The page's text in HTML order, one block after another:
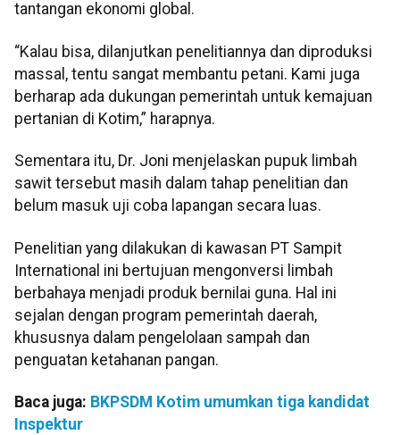
tantangan ekonomi global.
“Kalau bisa, dilanjutkan penelitiannya dan diproduksi
massal, tentu sangat membantu petani. Kami juga
berharap ada dukungan pemerintah untuk kemajuan
pertanian di Kotim,” harapnya.
Sementara itu, Dr. Joni menjelaskan pupuk limbah
sawit tersebut masih dalam tahap penelitian dan
belum masuk uji coba lapangan secara luas.
Penelitian yang dilakukan di kawasan PT Sampit
International ini bertujuan mengonversi limbah
berbahaya menjadi produk bernilai guna. Hal ini
sejalan dengan program pemerintah daerah,
khususnya dalam pengelolaan sampah dan
penguatan ketahanan pangan.
Baca juga: BKPSDM Kotim umumkan tiga kandidat
Inspektur